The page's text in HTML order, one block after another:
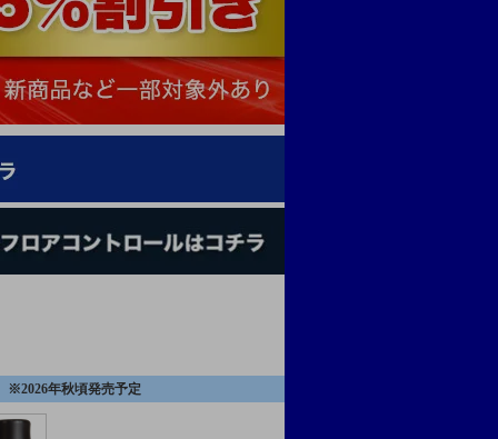
年秋頃発売予定